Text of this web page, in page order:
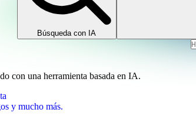
Búsqueda con IA
con una herramienta basada en IA.
y mucho más.